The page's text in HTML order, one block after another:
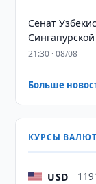
Сенат
21:30 · 08/08
Больше
КУРСЫ ВАЛЮТ
USD